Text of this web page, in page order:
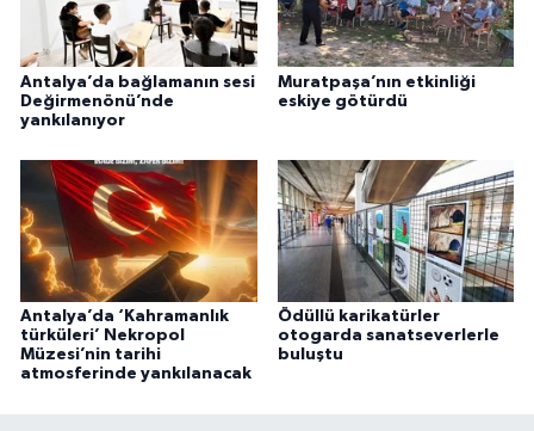
Antalya’da bağlamanın sesi
Değirmenönü’nde
yankılanıyor
Muratpaşa’nın etkinliği
eskiye götürdü
Antalya’da ‘Kahramanlık
türküleri’ Nekropol
Müzesi’nin tarihi
atmosferinde yankılanacak
Ödüllü karikatürler
otogarda sanatseverlerle
buluştu